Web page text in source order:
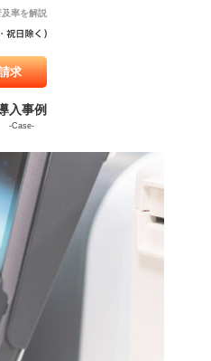
率を解説
入事例
-Case-
求